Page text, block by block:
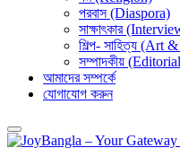
পরবাস (Diaspora)
সাক্ষাৎকার
শিল্প- সাহিত্য (Art
সম্পাদকীয়
আমাদের সম্পর্কে
যোগাযোগ করুন